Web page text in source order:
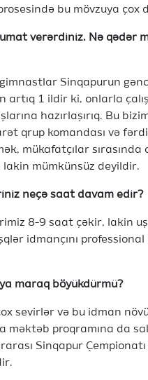
bu mövzuya çox
verərdiniz. Nə qədər
Sinqapurun
artıq 1 ildir ki, onlarla
hazırlaşırıq. Bu
qrup komandası və
mükafatçılar sırasında
mümkünsüz deyildir.
neçə saat davam edir?
8-9 saat çəkir, lakin
idmançını
maraq böyükdürmü?
sevirlər və bu idman
proqramına da
Sinqapur